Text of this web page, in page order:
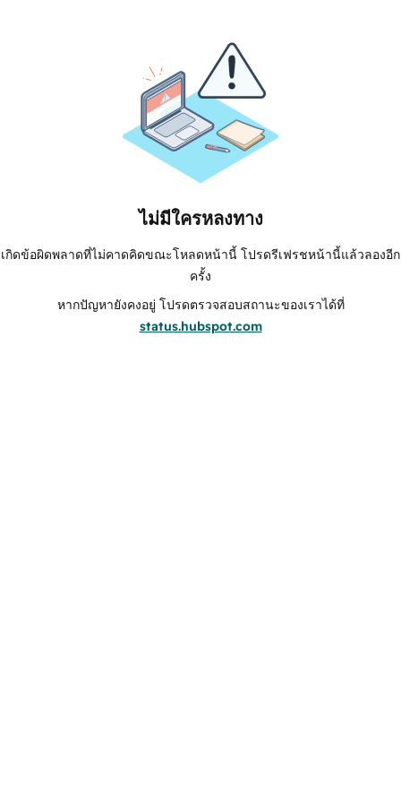
ไม่มีใครหลงทาง
เกิดข้อผิดพลาดที่ไม่คาดคิดขณะโหลดหน้านี้ โปรดรีเฟรชหน้านี้แล้วลองอีก
ครั้ง
หากปัญหายังคงอยู่ โปรดตรวจสอบสถานะของเราได้ที่
status.hubspot.com